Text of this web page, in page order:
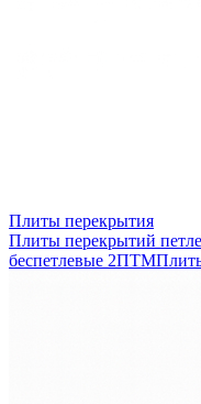
Плиты перекрытия
Плиты перекрытий
беспетлевые 2ПТМ